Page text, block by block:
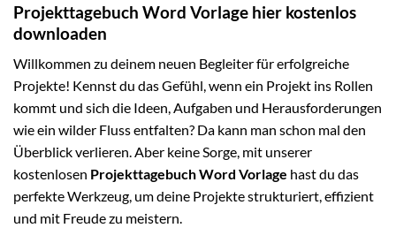
Projekttagebuch Word Vorlage hier kostenlos
downloaden
Willkommen zu deinem neuen Begleiter für erfolgreiche
Projekte! Kennst du das Gefühl, wenn ein Projekt ins Rollen
kommt und sich die Ideen, Aufgaben und Herausforderungen
wie ein wilder Fluss entfalten? Da kann man schon mal den
Überblick verlieren. Aber keine Sorge, mit unserer
kostenlosen Projekttagebuch Word Vorlage hast du das
perfekte Werkzeug, um deine Projekte strukturiert, effizient
und mit Freude zu meistern.